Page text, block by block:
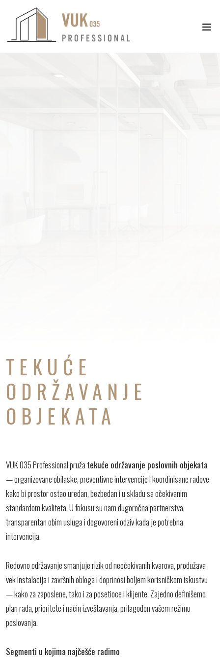
TEKUĆE
ODRŽAVANJE
OBJEKATA
VUK 035 Professional pruža tekuće održavanje poslovnih objekata
— organizovane obilaske, preventivne intervencije i koordinisane radove
kako bi prostor ostao uredan, bezbedan i u skladu sa očekivanim
standardom kvaliteta. U fokusu su nam dugoročna partnerstva,
transparentan obim usluga i dogovoreni odziv kada je potrebna
intervencija.
Redovno održavanje smanjuje rizik od neočekivanih kvarova, produžava
vek instalacija i završnih obloga i doprinosi boljem korisničkom iskustvu
— kako za zaposlene, tako i za posetioce i klijente. Zajedno definišemo
plan rada, prioritete i način izveštavanja, prilagođen vašem režimu
poslovanja.
Segmenti u kojima najčešće radimo